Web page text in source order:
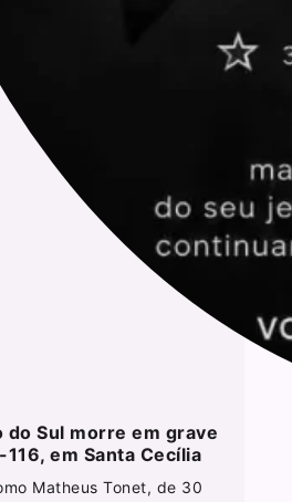
do Sul morre em grave
em Santa Cecília
Matheus Tonet, de 30